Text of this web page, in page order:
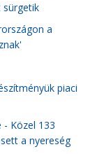
sürgetik
a
piaci
Közel 133
a nyereség